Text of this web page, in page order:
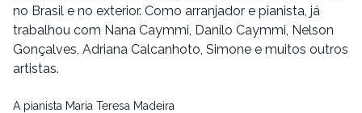
no Brasil e no exterior. Como arranjador e pianista, já
trabalhou com Nana Caymmi, Danilo Caymmi, Nelson
Gonçalves, Adriana Calcanhoto, Simone e muitos outros
artistas.
A pianista Maria Teresa Madeira